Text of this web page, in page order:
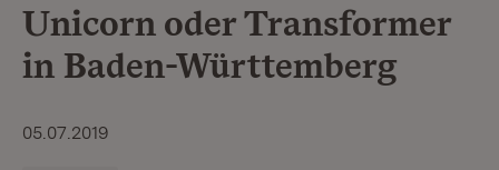
Unicorn oder Transformer
in Baden-Württemberg
05.07.2019